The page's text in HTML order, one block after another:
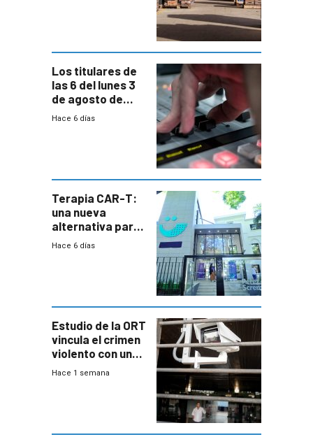
Los titulares de
las 6 del lunes 3
de agosto de
2026
Hace 6 días
Terapia CAR-T:
una nueva
alternativa para
niños y
Hace 6 días
Estudio de la ORT
vincula el crimen
violento con una
menor creación
Hace 1 semana